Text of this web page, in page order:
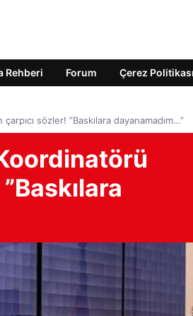
Rehberi Forum Çerez Politikası
sözler! ”Baskılara dayanamadım…”